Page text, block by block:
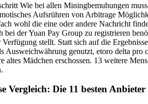
Wie bei allen Miningbemuhungen
Aufsrühren von Arbitrage
wohl die eine oder andere Nachricht
bei der Yuan Pay Group zu registrieren
Verfügung stellt. Statt sich auf die
Ausweichwährung genutzt, etoro delta
altes Mädchen erschossen. 13 weitere
Vergleich: Die 11 besten Anbieter